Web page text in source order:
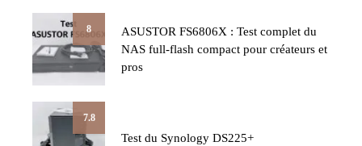
8
ASUSTOR FS6806X : Test complet du
NAS full-flash compact pour créateurs et
pros
7.8
Test du Synology DS225+